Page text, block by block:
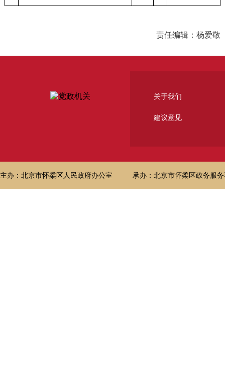
责任编辑：杨爱敬
关于我们
建议意见
主办：北京市怀柔区人民政府办公室 承办：北京市怀柔区政务服